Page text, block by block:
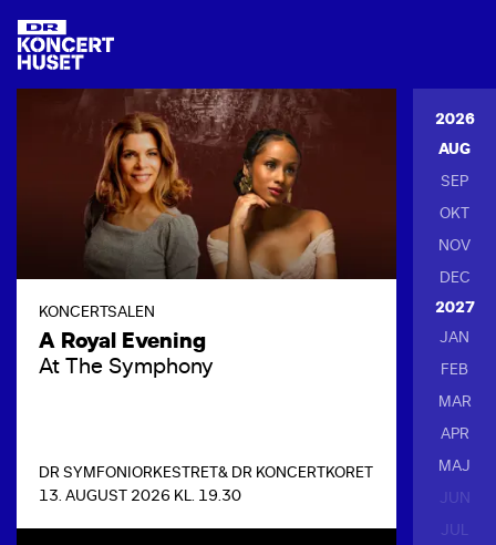
2026
AUG
SEP
OKT
NOV
DEC
2027
JAN
FEB
MAR
APR
MAJ
JUN
JUL
KONCERTSALEN
A Royal Evening
At The Symphony
DR SYMFONIORKESTRET& DR KONCERTKORET
13. AUGUST 2026 KL. 19.30